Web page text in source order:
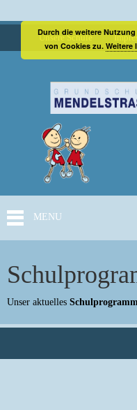
Unsere Schule
MENU
Unser aktuelles
Durch die weitere
von Cookies zu. Weitere